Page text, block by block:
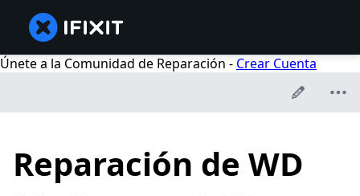
Únete a la Comunidad de Reparación - Crear Cuenta
Reparación de WD